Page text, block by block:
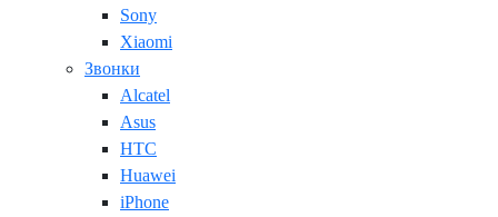
Sony
Xiaomi
Звонки
Alcatel
Asus
HTC
Huawei
iPhone